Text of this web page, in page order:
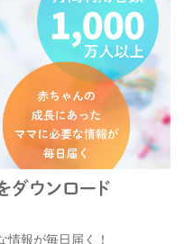
報が毎日届く！